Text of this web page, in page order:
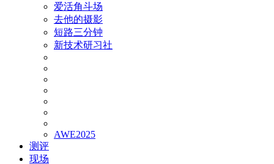
爱活角斗场
去他的摄影
短路三分钟
新技术研习社
AWE2025
测评
现场